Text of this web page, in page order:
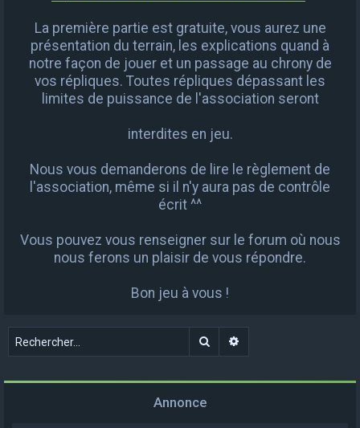
La première partie est gratuite, vous aurez une
présentation du terrain, les explications quand à
notre façon de jouer et un passage au chrony de
vos répliques. Toutes répliques dépassant les
limites de puissance de l'association seront
interdites en jeu.
Nous vous demanderons de lire le règlement de
l'association, même si il n'y aura pas de contrôle
écrit ^^
Vous pouvez vous renseigner sur le forum où nous
nous ferons un plaisir de vous répondre.
Bon jeu à vous !
Rechercher
Annonce